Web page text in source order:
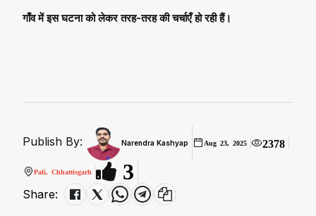
गाँव में इस घटना को लेकर तरह-तरह की चर्चाएँ हो रही हैं।
Publish By: Narendra Kashyap Aug 23, 2025 2378
Pali, Chhattisgarh 3
Share: